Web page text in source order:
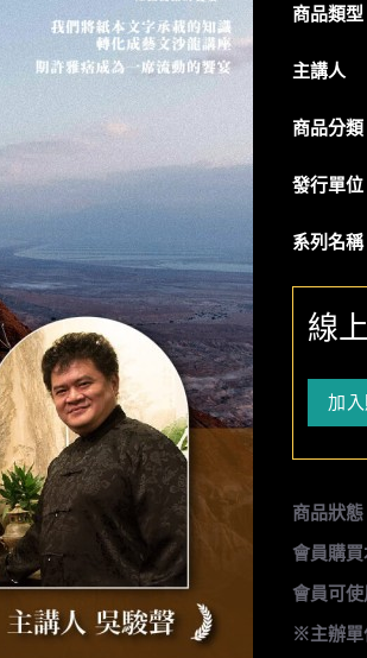
商品類型
主講人
商品分類
發行單位
系列名稱
線
加
商品狀態
會員購買
會員可使
※主辦單